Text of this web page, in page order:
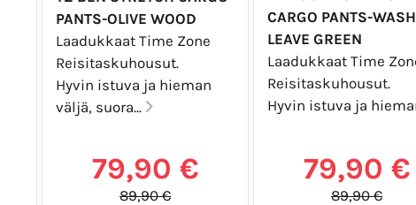
PANTS-OLIVE WOOD
Laadukkaat Time Zone
Reisitaskuhousut.
Hyvin istuva ja hieman
väljä, suora...
79,90 €
89,90 €
CARGO PANTS-
LEAVE GREEN
Laadukkaat Time
Reisitaskuhousut.
Hyvin istuva ja
79,90 €
89,90 €